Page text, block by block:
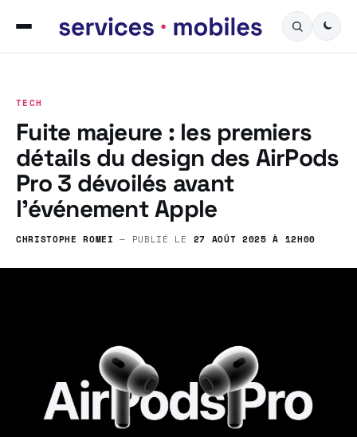
TECH
Fuite majeure : les premiers
détails du design des AirPods
Pro 3 dévoilés avant
l’événement Apple
CHRISTOPHE ROMEI — PUBLIÉ LE 27 AOÛT 2025 À 12H00